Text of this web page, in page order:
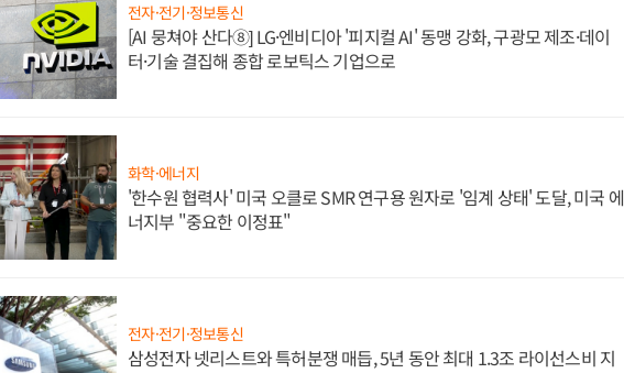
전자·전기·정보통신
[AI 뭉쳐야 산다⑧] LG·엔비디아 '피지컬 AI' 동맹 강화, 구광모 제조·데이
터·기술 결집해 종합 로보틱스 기업으로
화학·에너지
'한수원 협력사' 미국 오클로 SMR 연구용 원자로 '임계 상태' 도달, 미국 에
너지부 "중요한 이정표"
전자·전기·정보통신
삼성전자 넷리스트와 특허분쟁 매듭, 5년 동안 최대 1.3조 라이선스비 지